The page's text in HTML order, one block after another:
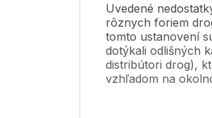
Uvedené
rôznych foriem
tomto ustanovení
dotýkali odlišných
distribútori drog),
vzhľadom na